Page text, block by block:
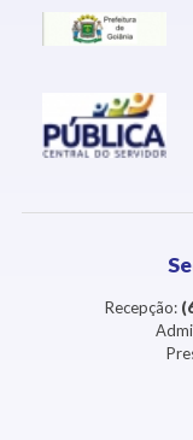
Recepção: